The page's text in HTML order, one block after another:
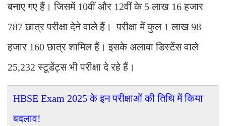
बनाए गए हैं। जिसमें 10वीं और 12वीं के 5 लाख 16 हजार
787 छात्र परीक्षा देने वाले हैं। परीक्षा में कुल 1 लाख 98
हजार 160 छात्र शामिल हैं। इसके अलावा डिस्टेंस वाले
25,232 स्टूडेंट्स भी परीक्षा दे रहे हैं।
HBSE Exam 2025 के इन परीक्षाओं की तिथि में किया
बदलाव!